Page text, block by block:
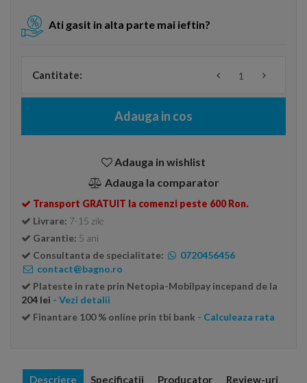
Ati gasit in alta parte mai ieftin?
Cantitate:
Adauga in cos
Adauga in wishlist
Adauga la comparator
Transport GRATUIT la comenzi peste 600 Ron.
Livrare: 7-15 zile
Garantie: 5 ani
Consultanta de specialitate:
0720456456
contact@bagno.ro
Plateste in rate prin Netopia-Mobilpay incepand de la
204 lei - Vezi detalii
Finantare 100 % online prin tbi bank - Calculeaza rata
Descriere Specificatii Producator Review-uri